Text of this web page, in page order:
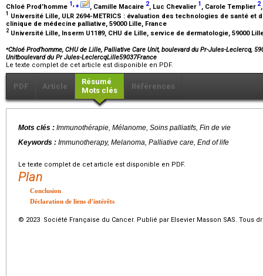
Chloé Prod’homme 1,⁎ , Camille Macaire 2, Luc Chevalier 1 , Carole Templier 2
1 Université Lille, ULR 2694-METRICS : évaluation des technologies de santé et
clinique de médecine palliative, 59000 Lille, France
2 Université Lille, Inserm U1189, CHU de Lille, service de dermatologie, 59000
⁎Chloé Prod’homme, CHU de Lille, Palliative Care Unit, boulevard du Pr-Jules-Leclercq,
Unitboulevard du Pr Jules-LeclercqLille59037France
Le texte complet de cet article est disponible en PDF.
PDF Article
Résumé
Mots clés
Références
Mots clés : Immunothérapie, Mélanome, Soins palliatifs, Fin de vie
Keywords : Immunotherapy, Melanoma, Palliative care, End of life
Le texte complet de cet article est disponible en PDF.
Plan
Conclusion
Déclaration de liens d’intérêts
© 2023 Société Française du Cancer. Publié par Elsevier Masson SAS. Tous